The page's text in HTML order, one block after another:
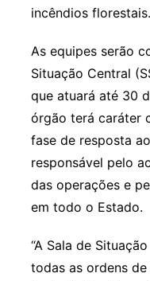
incêndios florestais.
As equipes serão
Situação Central
que atuará até 30
órgão terá caráter
fase de resposta
responsável pelo
das operações e
em todo o Estado.
“A Sala de
todas as ordens